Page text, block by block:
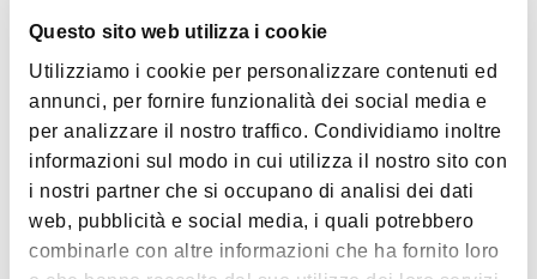
Questo sito web utilizza i cookie
Utilizziamo i cookie per personalizzare contenuti ed
annunci, per fornire funzionalità dei social media e
per analizzare il nostro traffico. Condividiamo inoltre
informazioni sul modo in cui utilizza il nostro sito con
i nostri partner che si occupano di analisi dei dati
web, pubblicità e social media, i quali potrebbero
combinarle con altre informazioni che ha fornito loro
Ottimi i primi, in particolare le lasagne con prosciutto e
fontina e i tortellini al ragù. Ampia scelta di vini, spumanti e
Carte accettate
Bancomat, Mastercard, American Express, Diners